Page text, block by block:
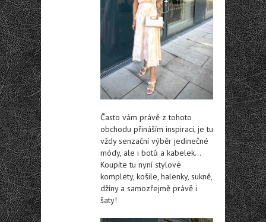
Často vám právě z tohoto
obchodu přináším inspiraci, je tu
vždy senzační výběr jedinečné
módy, ale i botů a kabelek…
Koupíte tu nyní stylové
komplety, košile, halenky, sukně,
džíny a samozřejmě právě i
šaty!